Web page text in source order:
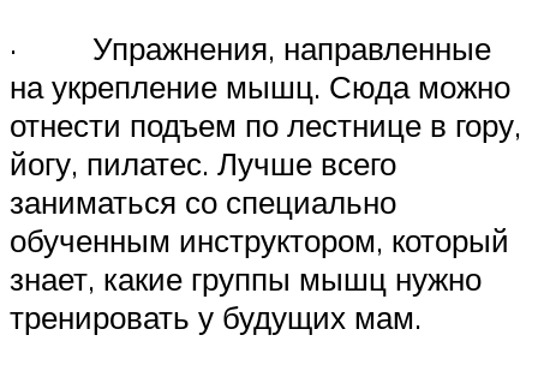
· Упражнения, направленные
на укрепление мышц. Сюда можно
отнести подъем по лестнице в гору,
йогу, пилатес. Лучше всего
заниматься со специально
обученным инструктором, который
знает, какие группы мышц нужно
тренировать у будущих мам.